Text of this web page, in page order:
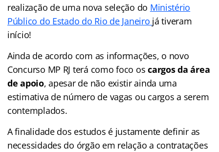
realização de uma nova seleção do Ministério
Público do Estado do Rio de Janeiro já tiveram
início!
Ainda de acordo com as informações, o novo
Concurso MP RJ terá como foco os cargos da área
de apoio, apesar de não existir ainda uma
estimativa de número de vagas ou cargos a serem
contemplados.
A finalidade dos estudos é justamente definir as
necessidades do órgão em relação a contratações